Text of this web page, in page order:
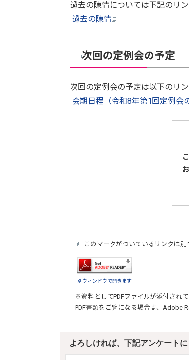
過去の陳情については下記のリン
過去の陳情
次回の定例会の予定
次回の定例会の予定は以下のリン
会期日程（令和8年第1回定例会
このマークがついているリンクは
別ウィンドウで開きます
※資料としてPDFファイルが添付されて
PDF書類をご覧になる場合は、 Adobe